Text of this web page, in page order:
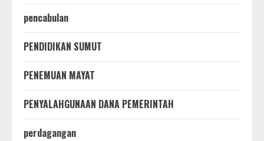
pencabulan
PENDIDIKAN SUMUT
PENEMUAN MAYAT
PENYALAHGUNAAN DANA PEMERINTAH
perdagangan